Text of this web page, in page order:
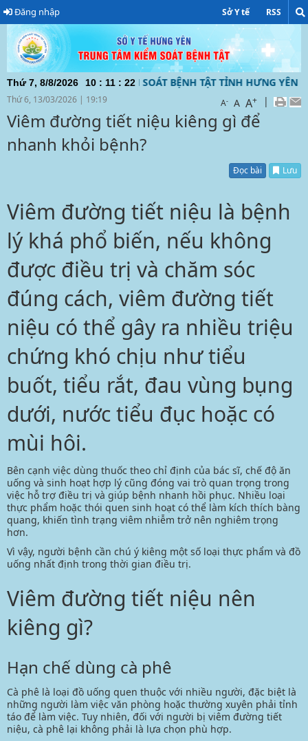
Đăng nhập Sở Y tế RSS
Thứ 7, 8/8/2026 10 : 11 : 23
TRUNG TÂM KIỂM SOÁT BỆNH TẬT TỈNH HƯNG YÊN
Thứ 6, 13/03/2026 | 19:19 A- A A+ |
Viêm đường tiết niệu kiêng gì để
nhanh khỏi bệnh?
Đọc bài Lưu
Viêm đường tiết niệu là bệnh
lý khá phổ biến, nếu không
được điều trị và chăm sóc
đúng cách, viêm đường tiết
niệu có thể gây ra nhiều triệu
chứng khó chịu như tiểu
buốt, tiểu rắt, đau vùng bụng
dưới, nước tiểu đục hoặc có
mùi hôi.
Bên cạnh việc dùng thuốc theo chỉ định của bác sĩ, chế độ ăn
uống và sinh hoạt hợp lý cũng đóng vai trò quan trọng trong
việc hỗ trợ điều trị và giúp bệnh nhanh hồi phục. Nhiều loại
thực phẩm hoặc thói quen sinh hoạt có thể làm kích thích bàng
quang, khiến tình trạng viêm nhiễm trở nên nghiêm trọng
hơn.
Vì vậy, người bệnh cần chú ý kiêng một số loại thực phẩm và đồ
uống nhất định trong thời gian điều trị.
Viêm đường tiết niệu nên
kiêng gì?
Hạn chế dùng cà phê
Cà phê là loại đồ uống quen thuộc với nhiều người, đặc biệt là
những người làm việc văn phòng hoặc thường xuyên phải tỉnh
táo để làm việc. Tuy nhiên, đối với người bị viêm đường tiết
niệu, cà phê lại không phải là lựa chọn phù hợp.